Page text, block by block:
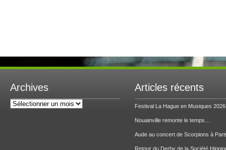
Archives
Archives
Articles récents
Festival La Hague en Musiques 2026
Nouainville remonte le temps…
Aude au concert de Scorpions à
Retour du Derby de la Société